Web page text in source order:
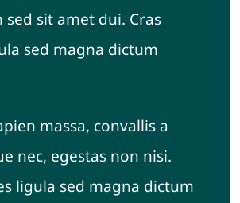
sit amet dui. Cras
sed magna dictum
massa, convallis a
nec, egestas non nisi.
ligula sed magna dictum